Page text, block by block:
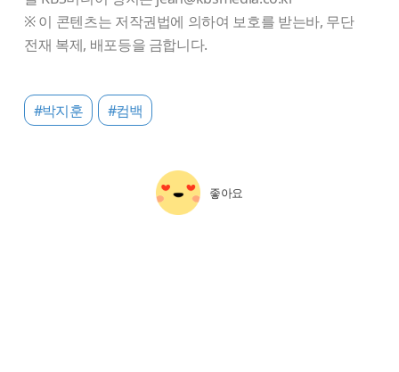
※ 이 콘텐츠는 저작권법에 의하여 보호를 받는바, 무단
전재 복제, 배포등을 금합니다.
#박지훈 #컴백
좋아요